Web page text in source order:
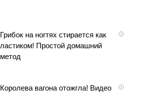
i
Грибок на ногтях стирается как
ластиком! Простой домашний
метод
i
Королева вагона отожгла! Видео